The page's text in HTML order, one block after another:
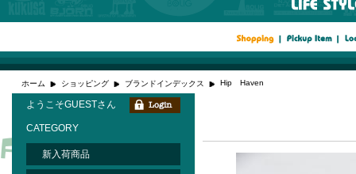
ホーム ショッピング ブランドインデックス Hip Haven
ようこそGUESTさん
CATEGORY
新入荷商品